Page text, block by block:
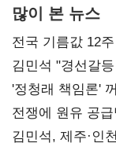
많이 본 뉴스
전국 기름값 12
김민석 "경선갈
사과부터"
'정청래 책임론'
때리기
전쟁에 원유 공
핵심으로 재부상
김민석, 제주·인